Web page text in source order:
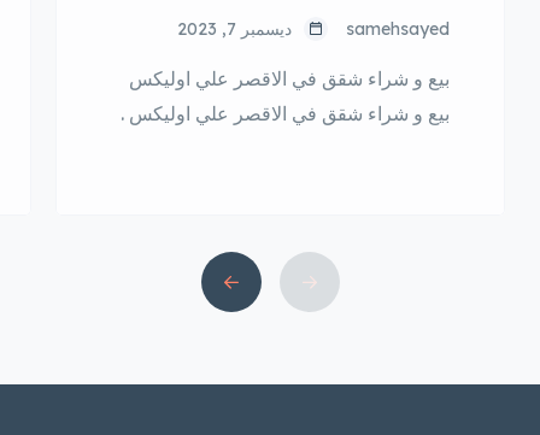
samehsayed ديسمبر 7, 2023
بيع و شراء شقق في الاقصر علي اوليكس
بيع و شراء شقق في الاقصر علي اوليكس .
يقتصر فقط على معالمها السياحية، بل
يتعداها إلى سوق العقارات النشط. في هذا